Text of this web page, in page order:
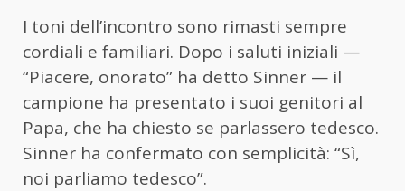
I toni dell’incontro sono rimasti sempre
cordiali e familiari. Dopo i saluti iniziali —
“Piacere, onorato” ha detto Sinner — il
campione ha presentato i suoi genitori al
Papa, che ha chiesto se parlassero tedesco.
Sinner ha confermato con semplicità: “Sì,
noi parliamo tedesco”.